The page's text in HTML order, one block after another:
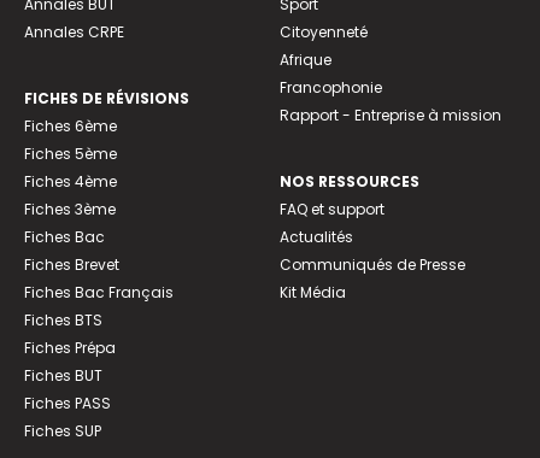
Annales BUT
Annales CRPE
FICHES DE RÉVISIONS
Fiches 6ème
Fiches 5ème
Fiches 4ème
Fiches 3ème
Fiches Bac
Fiches Brevet
Fiches Bac Français
Fiches BTS
Fiches Prépa
Fiches BUT
Fiches PASS
Fiches SUP
Sport
Citoyenneté
Afrique
Francophonie
Rapport - Entreprise à mission
NOS RESSOURCES
FAQ et support
Actualités
Communiqués de Presse
Kit Média